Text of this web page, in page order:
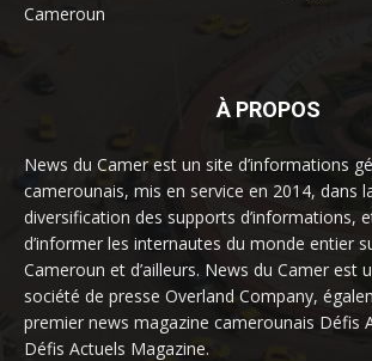
Cameroun
À PROPOS
News du Camer est un site d’informations
camerounais, mis en service en 2014, dans
diversification des supports d’informations,
d’informer les internautes du monde entier
Cameroun et d’ailleurs. News du Camer est
société de presse Overland Company,
premier news magazine camerounais Défis
Défis Actuels Magazine.